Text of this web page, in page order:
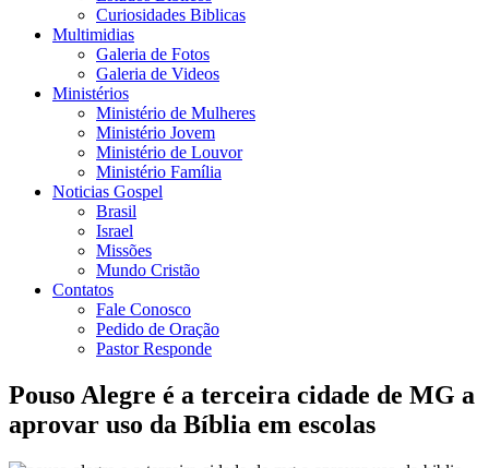
Curiosidades Biblicas
Multimidias
Galeria de Fotos
Galeria de Videos
Ministérios
Ministério de Mulheres
Ministério Jovem
Ministério de Louvor
Ministério Família
Noticias Gospel
Brasil
Israel
Missões
Mundo Cristão
Contatos
Fale Conosco
Pedido de Oração
Pastor Responde
Pouso Alegre é a terceira cidade de MG a
aprovar uso da Bíblia em escolas